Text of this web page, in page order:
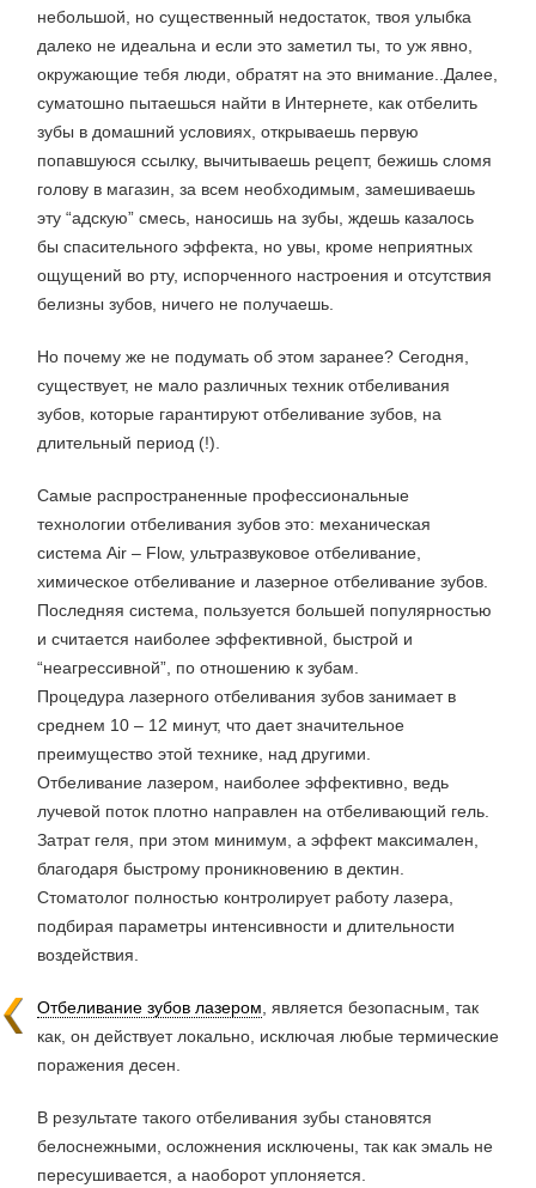
небольшой, но существенный недостаток, твоя улыбка
далеко не идеальна и если это заметил ты, то уж явно,
окружающие тебя люди, обратят на это внимание..Далее,
суматошно пытаешься найти в Интернете, как отбелить
зубы в домашний условиях, открываешь первую
попавшуюся ссылку, вычитываешь рецепт, бежишь сломя
голову в магазин, за всем необходимым, замешиваешь
эту “адскую” смесь, наносишь на зубы, ждешь казалось
бы спасительного эффекта, но увы, кроме неприятных
ощущений во рту, испорченного настроения и отсутствия
белизны зубов, ничего не получаешь.
Но почему же не подумать об этом заранее? Сегодня,
существует, не мало различных техник отбеливания
зубов, которые гарантируют отбеливание зубов, на
длительный период (!).
Самые распространенные профессиональные
технологии отбеливания зубов это: механическая
система Air – Flow, ультразвуковое отбеливание,
химическое отбеливание и лазерное отбеливание зубов.
Последняя система, пользуется большей популярностью
и считается наиболее эффективной, быстрой и
“неагрессивной”, по отношению к зубам.
Процедура лазерного отбеливания зубов занимает в
среднем 10 – 12 минут, что дает значительное
преимущество этой технике, над другими.
Отбеливание лазером, наиболее эффективно, ведь
лучевой поток плотно направлен на отбеливающий гель.
Затрат геля, при этом минимум, а эффект максимален,
благодаря быстрому проникновению в дектин.
Стоматолог полностью контролирует работу лазера,
подбирая параметры интенсивности и длительности
воздействия.
Отбеливание зубов лазером, является безопасным, так
как, он действует локально, исключая любые термические
поражения десен.
В результате такого отбеливания зубы становятся
белоснежными, осложнения исключены, так как эмаль не
пересушивается, а наоборот уплоняется.